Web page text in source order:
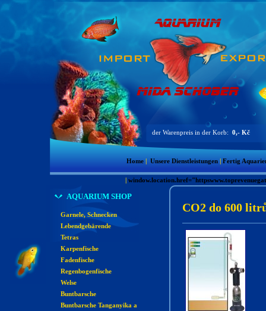
der Warenpreis in der Korb: 0,- Kč
Home Unsere Dienstleistungen Fertig
AQUARIUM SHOP
Garnele, Schnecken
Lebendgebärende
Tetras
Karpenfische
Fadenfische
Regenbogenfische
Welse
Buntbarsche
Buntbarsche Tanganyika a
CO2 do 600